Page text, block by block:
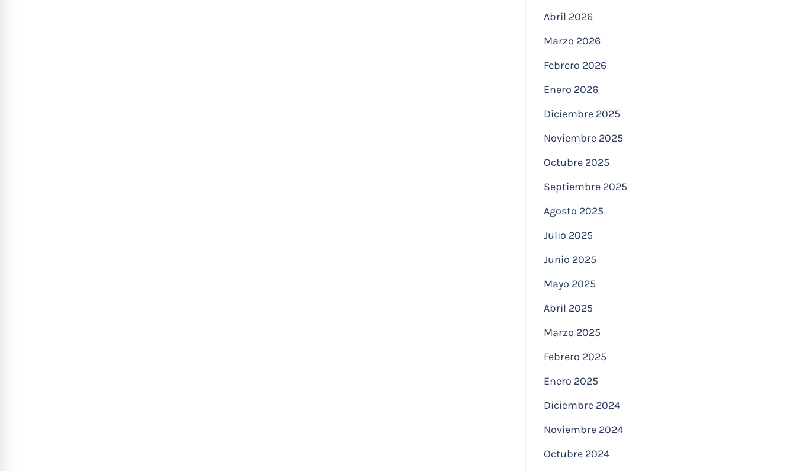
Abril 2026
Marzo 2026
Febrero 2026
Enero 2026
Diciembre 2025
Noviembre 2025
Octubre 2025
Septiembre 2025
Agosto 2025
Julio 2025
Junio 2025
Mayo 2025
Abril 2025
Marzo 2025
Febrero 2025
Enero 2025
Diciembre 2024
Noviembre 2024
Octubre 2024